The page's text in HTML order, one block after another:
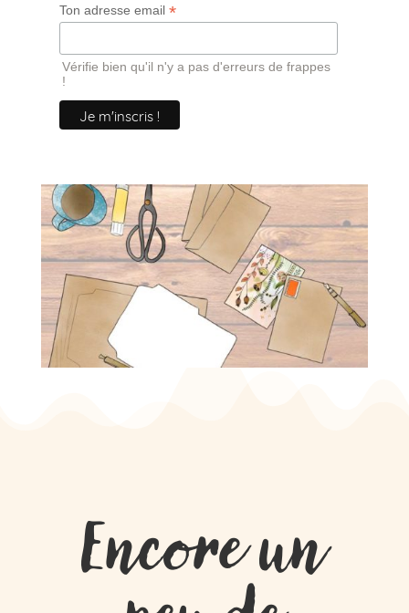
Ton adresse email *
Vérifie bien qu'il n'y a pas d'erreurs de frappes
!
Encore un